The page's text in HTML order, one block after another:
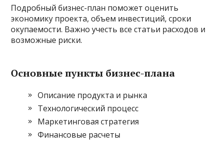
Подробный бизнес-план поможет оценить
экономику проекта, объем инвестиций, сроки
окупаемости. Важно учесть все статьи расходов и
возможные риски.
Основные пункты бизнес-плана
Описание продукта и рынка
Технологический процесс
Маркетинговая стратегия
Финансовые расчеты